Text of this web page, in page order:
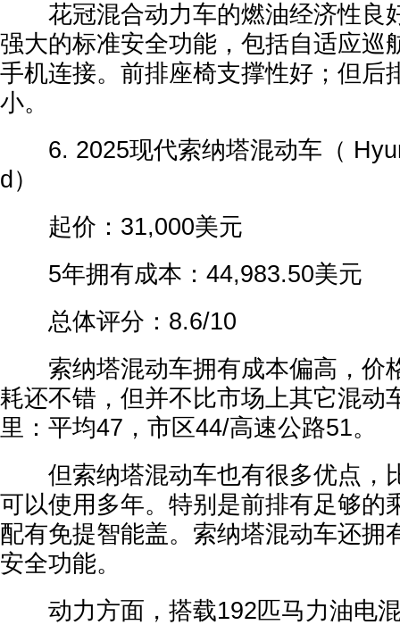
花冠混合动力车的燃油经济性良
强大的标准安全功能，包括自适应巡
手机连接。前排座椅支撑性好；但后
小。
6. 2025现代索纳塔混动车（
d）
起价：31,000美元
5年拥有成本：44,983.50美元
总体评分：8.6/10
索纳塔混动车拥有成本偏高，价
耗还不错，但并不比市场上其它混动
里：平均47，市区44/高速公路51。
但索纳塔混动车也有很多优点，
可以使用多年。特别是前排有足够的
配有免提智能盖。索纳塔混动车还拥
安全功能。
动力方面，搭载192匹马力油电混